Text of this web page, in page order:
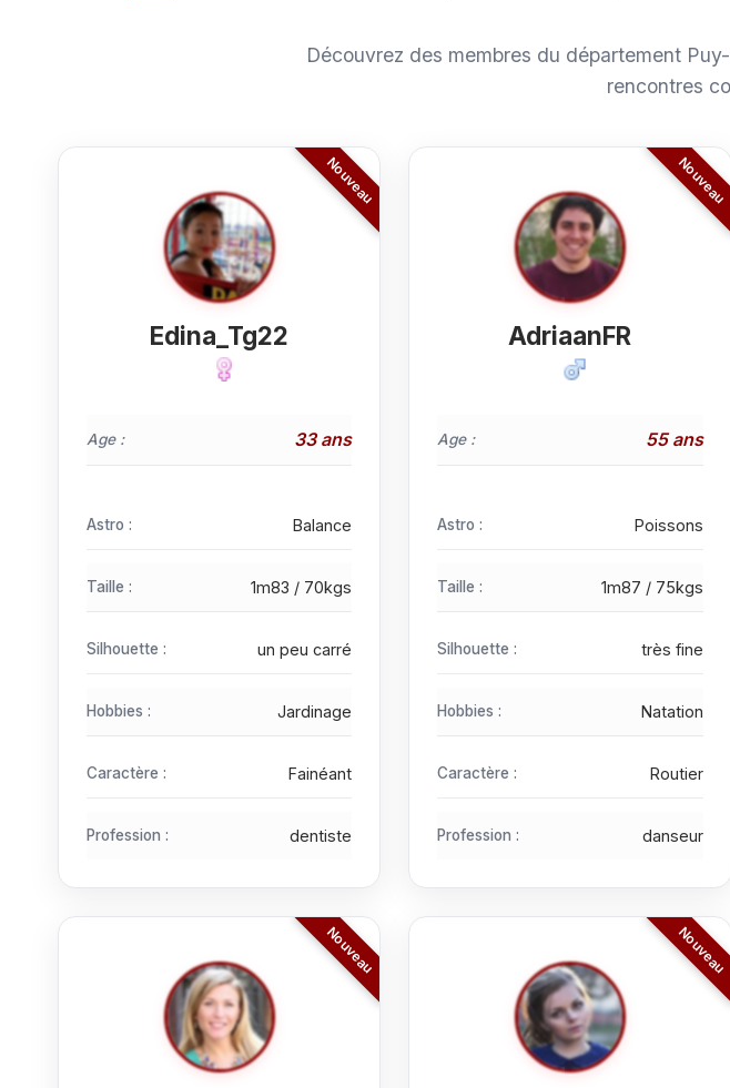
Découvrez des membres du département
rencontres
Edina_Tg22
Age : 33 ans
Astro : Balance
Taille : 1m83 / 70kgs
Silhouette : un peu carré
Hobbies : Jardinage
Caractère : Fainéant
Profession : dentiste
AdriaanFR
Age : 55 ans
Astro : Poissons
Taille : 1m87 / 75kgs
Silhouette : très fine
Hobbies : Natation
Caractère : Routier
Profession : danseur